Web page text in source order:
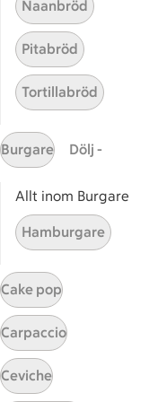
Handla online
ICAs matkasse
Catering
Apotek Hjärtat
Gaston
ICAs tjänster
ICA-appen
ICA Scanna
ICA ToGo
Fler appar och tjänster
Stammis på ICA
Bli stammis
Naanbröd
Pitabröd
Tortillabröd
Burgare Dölj -
Allt inom Burgare
Hamburgare
Cake pop
Carpaccio
Ceviche